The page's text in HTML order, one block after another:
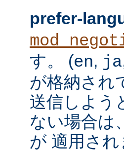
prefer-
す。 (en, ja
が格納され
送信しよう
ない場合は
が 適用され